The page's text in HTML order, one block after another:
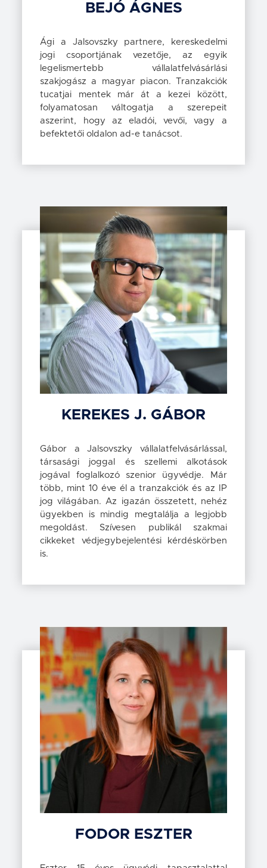
BEJÓ ÁGNES
Ági a Jalsovszky partnere, kereskedelmi
jogi csoportjának vezetője, az egyik
legelismertebb vállalat­felvásárlási
szakjogász a magyar piacon. Tranzakciók
tucatjai mentek már át a kezei között,
folyamatosan váltogatja a szerepeit
aszerint, hogy az eladói, vevői, vagy a
befektetői oldalon ad-e tanácsot.
KEREKES J. GÁBOR
Gábor a Jalsovszky vállalatfelvásárlással,
társasági joggal és szellemi alkotások
jogával foglalkozó szenior ügyvédje. Már
több, mint 10 éve él a tranzakciók és az IP
jog világában. Az igazán összetett, nehéz
ügyekben is mindig megtalálja a legjobb
megoldást. Szívesen publikál szakmai
cikkeket védjegybejelentési kérdéskörben
is.
FODOR ESZTER